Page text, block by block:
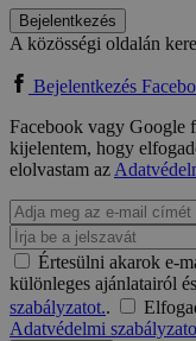
Bejelentkezés
A közösségi oldalán
Bejelentkezés
Facebook vagy Google
kijelentem, hogy
elolvastam az
Értesülni akarok e-
különleges ajánlatairól
szabályzatot..
Adatvédelmi